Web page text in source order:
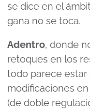
se dice en el
gana no se toca.
Adentro, donde
retoques en los
todo parece estar
modificaciones
(de doble